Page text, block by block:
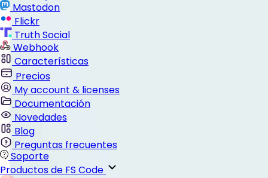
Mastodon
Flickr
Truth Social
Webhook
Características
Precios
My account & licenses
Documentación
Novedades
Blog
Preguntas frecuentes
Soporte
Productos de FS Code